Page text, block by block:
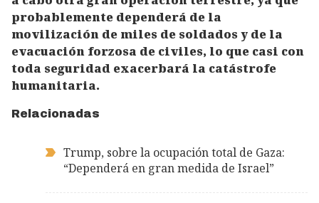
probablemente dependerá de la
movilización de miles de soldados y de la
evacuación forzosa de civiles, lo que casi con
toda seguridad exacerbará la catástrofe
humanitaria.
Relacionadas
Trump, sobre la ocupación total de Gaza:
“Dependerá en gran medida de Israel”